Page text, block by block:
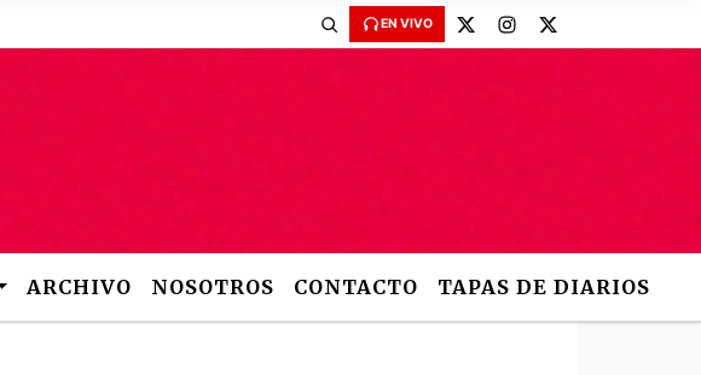
EN VIVO
ARCHIVO NOSOTROS CONTACTO TAPAS DE DIARIOS